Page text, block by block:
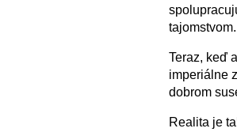
Teraz, keď
imperiálne
dobrom
Realita je